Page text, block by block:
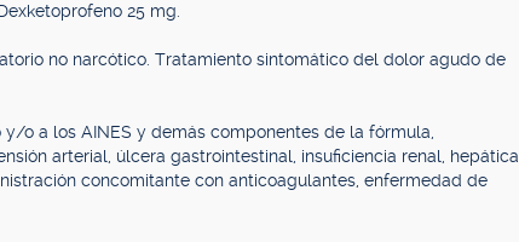
25 mg.
no narcótico. Tratamiento sintomático del dolor agudo de
o a los AINES y demás componentes de la fórmula,
arterial, úlcera gastrointestinal, insuficiencia renal, hepática
concomitante con anticoagulantes, enfermedad de